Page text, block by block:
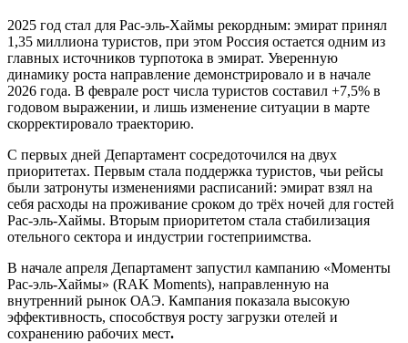
2025 год стал для Рас-эль-Хаймы рекордным: эмират принял
1,35 миллиона туристов, при этом Россия остается одним из
главных источников турпотока в эмират. Уверенную
динамику роста направление демонстрировало и в начале
2026 года. В феврале рост числа туристов составил +7,5% в
годовом выражении, и лишь изменение ситуации в марте
скорректировало траекторию.
С первых дней Департамент сосредоточился на двух
приоритетах. Первым стала поддержка туристов, чьи рейсы
были затронуты изменениями расписаний: эмират взял на
себя расходы на проживание сроком до трёх ночей для гостей
Рас-эль-Хаймы. Вторым приоритетом стала стабилизация
отельного сектора и индустрии гостеприимства.
В начале апреля Департамент запустил кампанию «Моменты
Рас-эль-Хаймы» (RAK Moments), направленную на
внутренний рынок ОАЭ. Кампания показала высокую
эффективность, способствуя росту загрузки отелей и
сохранению рабочих мест.